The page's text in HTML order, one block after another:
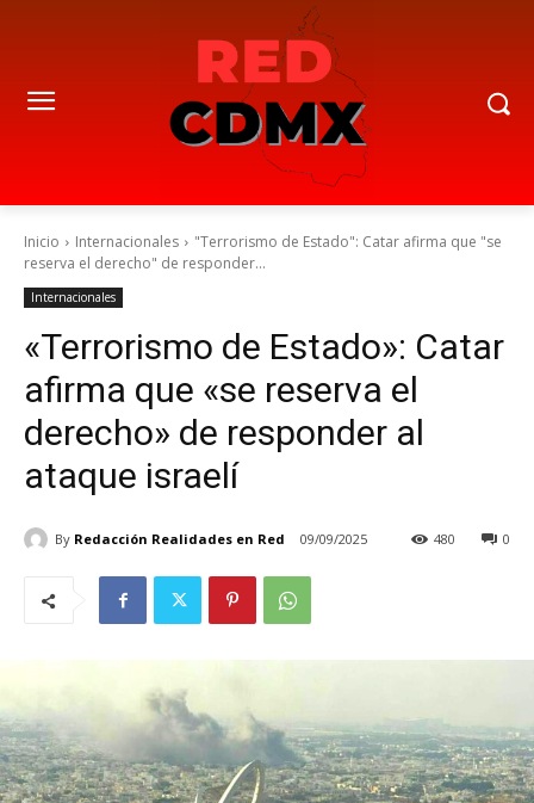
Inicio Internacionales
"Terrorismo de Estado": Catar afirma que "se
reserva el derecho" de responder...
Internacionales
«Terrorismo de Estado»: Catar
afirma que «se reserva el
derecho» de responder al
ataque israelí
By Redacción Realidades en Red 09/09/2025 0
480